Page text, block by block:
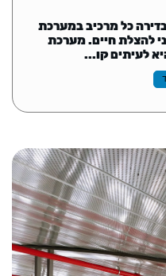
כל מרכיב במערכת
להצלת חיים. מערכת
לעיתים קו...